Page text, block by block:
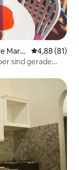
Marti
4,88 (81)
sind gerade